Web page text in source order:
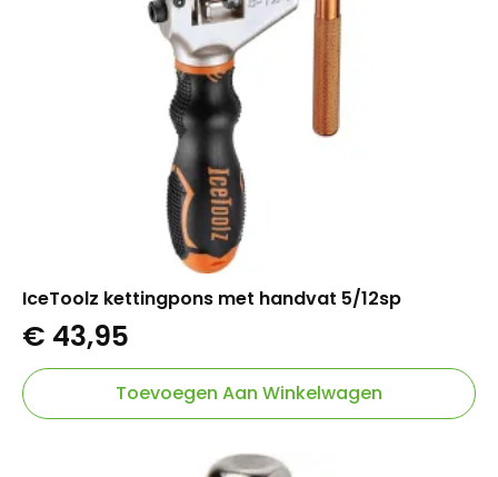
IceToolz kettingpons met handvat 5/12sp
€ 43,95
Toevoegen Aan Winkelwagen